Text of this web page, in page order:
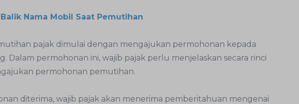
Nama Mobil Saat Pemutihan
pajak dimulai dengan mengajukan permohonan kepada
Dalam permohonan ini, wajib pajak perlu menjelaskan secara rinci
permohonan pemutihan.
diterima, wajib pajak akan menerima pemberitahuan mengenai